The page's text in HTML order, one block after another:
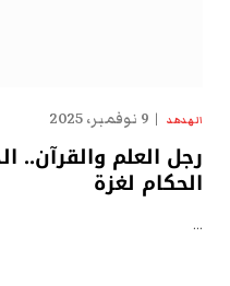
الهدهد 9 نوفمبر، 2025
رجل العلم والقرآن..
الحكام لغزة
…